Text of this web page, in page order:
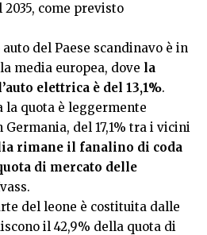
come previsto
del Paese scandinavo è in
media europea, dove la
elettrica è del 13,1%.
la quota è leggermente
Germania, del 17,1% tra i vicini
rimane il fanalino di coda
di mercato delle
del leone è costituita dalle
il 42,9% della quota di